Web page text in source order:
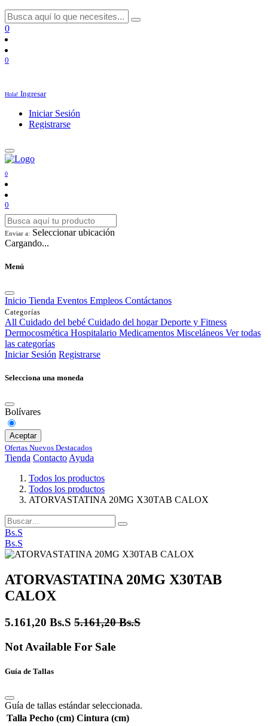
0
0
Hola! Ingresar
Iniciar Sesión
Registrarse
0
0
Enviar a: Seleccionar ubicación
Cargando...
Menú
Inicio Tienda Eventos Empleos Contáctanos
Categorías
All Cuidado del bebé Cuidado del hogar Deporte y Fitness
Dermocosmética Hospitalario Medicamentos Misceláneos Ver todas
las categorías
Iniciar Sesión Registrarse
Selecciona una moneda
Bolívares
Aceptar
Ofertas Nuevos Destacados
Tienda Contacto Ayuda
Todos los productos
Todos los productos
ATORVASTATINA 20MG X30TAB CALOX
Bs.S
Bs.S
ATORVASTATINA 20MG X30TAB
CALOX
5.161,20 Bs.S 5.161,20Bs.S
Not Available For Sale
Guía de Tallas
Guía de tallas estándar seleccionada.
Talla Pecho (cm) Cintura (cm)